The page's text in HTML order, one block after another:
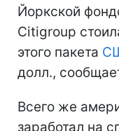
Йоркской
Citigroup
этого пакета
долл.,
Всего же
заработал на